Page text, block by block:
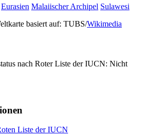
Eurasien Malaiischer Archipel Sulawesi
basiert auf: TUBS/Wikimedia
nach Roter Liste der IUCN: Nicht
Liste der IUCN